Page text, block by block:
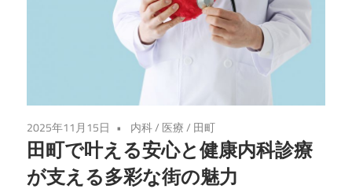
2025年11月15日 内科/ 医療/ 田町
田町で叶える安心と健康内科診療
が支える多彩な街の魅力